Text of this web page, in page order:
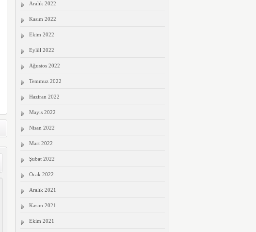
Aralık 2022
Kasım 2022
Ekim 2022
Eylül 2022
Ağustos 2022
Temmuz 2022
Haziran 2022
Mayıs 2022
Nisan 2022
Mart 2022
Şubat 2022
Ocak 2022
Aralık 2021
Kasım 2021
Ekim 2021